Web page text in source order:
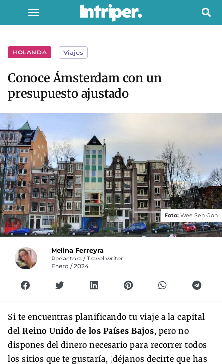
HOLANDA Viajes
Conoce Ámsterdam con un
presupuesto ajustado
Foto: Wee Sen Goh
Melina Ferreyra
Redactora / Travel writer
Enero / 2024
Si te encuentras planificando tu viaje a la capital
del Reino Unido de los Países Bajos, pero no
dispones del dinero necesario para recorrer todos
los sitios que te gustaría, ¡déjanos decirte que has